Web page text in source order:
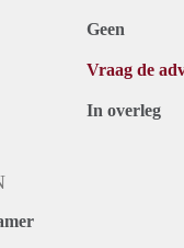
Geen
Vraag de
In overleg